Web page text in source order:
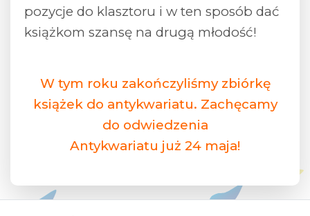
pozycje do klasztoru i w ten sposób dać
książkom szansę na drugą młodość!
W tym roku zakończyliśmy zbiórkę
książek do antykwariatu. Zachęcamy
do odwiedzenia
Antykwariatu już 24 maja!